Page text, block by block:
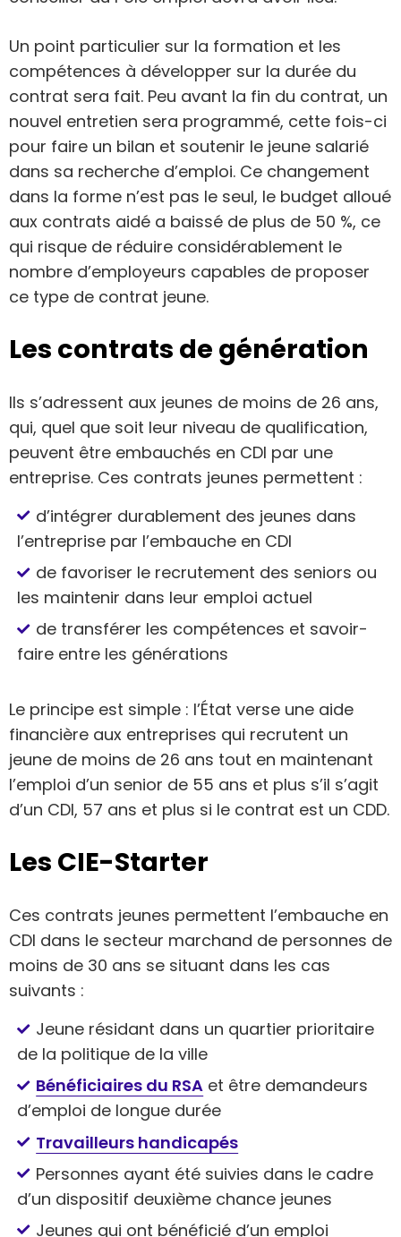
Un point particulier sur la formation et les
compétences à développer sur la durée du
contrat sera fait. Peu avant la fin du contrat, un
nouvel entretien sera programmé, cette fois-ci
pour faire un bilan et soutenir le jeune salarié
dans sa recherche d’emploi. Ce changement
dans la forme n’est pas le seul, le budget alloué
aux contrats aidé a baissé de plus de 50 %, ce
qui risque de réduire considérablement le
nombre d’employeurs capables de proposer
ce type de contrat jeune.
Les contrats de génération
Ils s’adressent aux jeunes de moins de 26 ans,
qui, quel que soit leur niveau de qualification,
peuvent être embauchés en CDI par une
entreprise. Ces contrats jeunes permettent :
d’intégrer durablement des jeunes dans
l’entreprise par l’embauche en CDI
de favoriser le recrutement des seniors ou
les maintenir dans leur emploi actuel
de transférer les compétences et savoir-
faire entre les générations
Le principe est simple : l’État verse une aide
financière aux entreprises qui recrutent un
jeune de moins de 26 ans tout en maintenant
l’emploi d’un senior de 55 ans et plus s’il s’agit
d’un CDI, 57 ans et plus si le contrat est un CDD.
Les CIE-Starter
Ces contrats jeunes permettent l’embauche en
CDI dans le secteur marchand de personnes de
moins de 30 ans se situant dans les cas
suivants :
Jeune résidant dans un quartier prioritaire
de la politique de la ville
Bénéficiaires du RSA et être demandeurs
d’emploi de longue durée
Travailleurs handicapés
Personnes ayant été suivies dans le cadre
d’un dispositif deuxième chance jeunes
Jeunes qui ont bénéficié d’un emploi